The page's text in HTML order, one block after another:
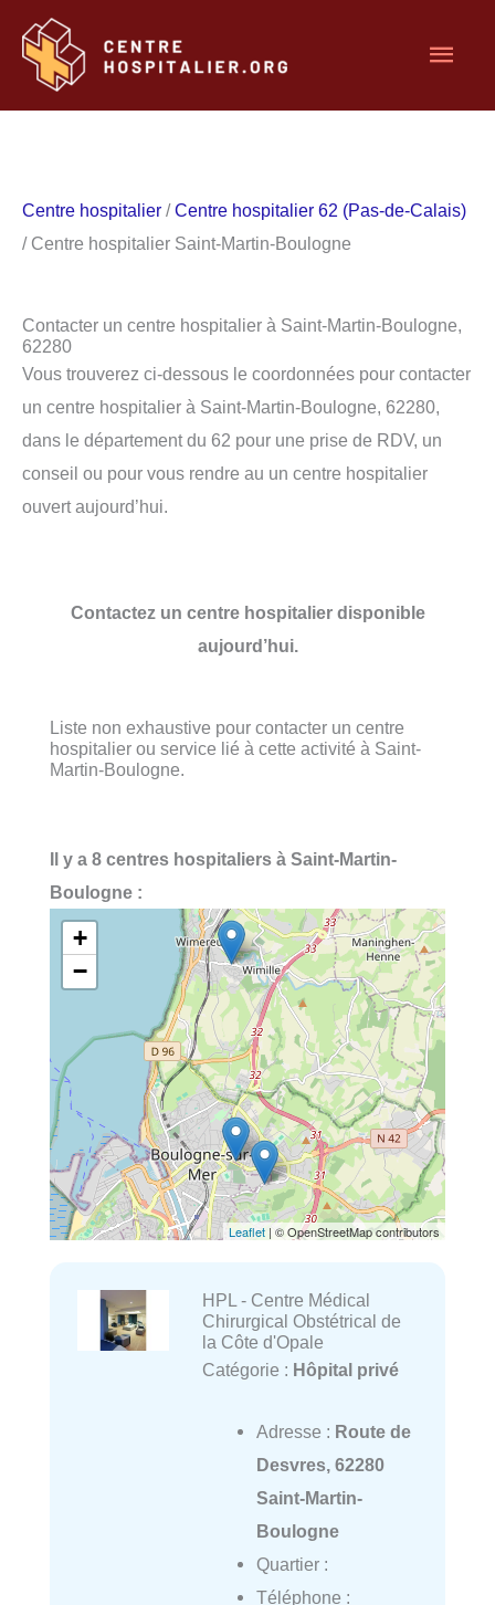
contenu
Centre hospitalier /Centre hospitalier 62 (Pas-de-Calais)
/ Centre hospitalier Saint-Martin-Boulogne
Contacter un centre hospitalier à Saint-Martin-Boulogne,
62280
Vous trouverez ci-dessous le coordonnées pour contacter
un centre hospitalier à Saint-Martin-Boulogne, 62280,
dans le département du 62 pour une prise de RDV, un
conseil ou pour vous rendre au un centre hospitalier
ouvert aujourd’hui.
Contactez un centre hospitalier disponible
aujourd’hui.
Liste non exhaustive pour contacter un centre
hospitalier ou service lié à cette activité à Saint-
Martin-Boulogne.
Il y a 8 centres hospitaliers à Saint-Martin-
Boulogne :
+
−
Leaflet | © OpenStreetMap contributors
HPL - Centre Médical
Chirurgical Obstétrical de
la Côte d'Opale
Catégorie : Hôpital privé
Adresse : Route de
Desvres, 62280
Saint-Martin-
Boulogne
Quartier :
Téléphone :